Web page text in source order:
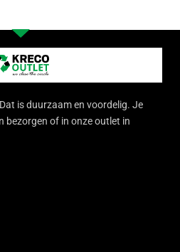
is duurzaam en voordelig. Je
bezorgen of in onze outlet in